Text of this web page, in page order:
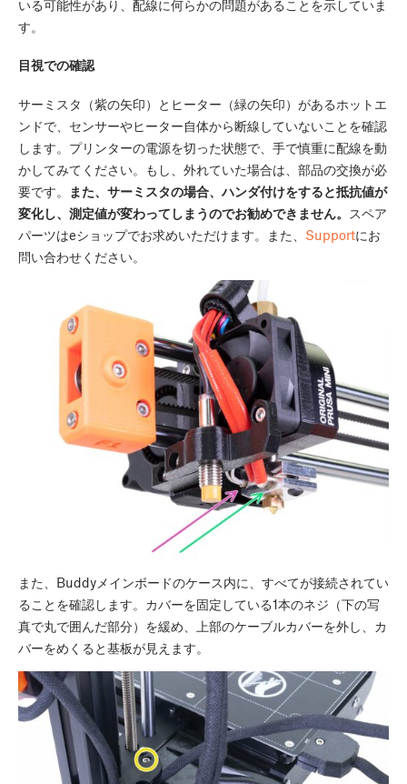
いる可能性があり、配線に何らかの問題があることを示していま
す。
目視での確認
サーミスタ（紫の矢印）とヒーター（緑の矢印）があるホットエ
ンドで、センサーやヒーター自体から断線していないことを確認
します。プリンターの電源を切った状態で、手で慎重に配線を動
かしてみてください。もし、外れていた場合は、部品の交換が必
要です。
また、サーミスタの場合、ハンダ付けをすると抵抗値が
変化し、測定値が変わってしまうのでお勧めできません。
スペア
パーツはeショップでお求めいただけます。また、 Supportにお
問い合わせください。
また、Buddyメインボードのケース内に、すべてが接続されてい
ることを確認します。カバーを固定している1本のネジ（下の写
真で丸で囲んだ部分）を緩め、上部のケーブルカバーを外し、カ
バーをめくると基板が見えます。